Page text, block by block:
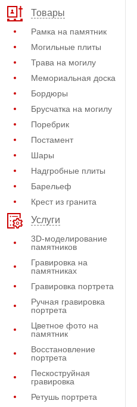
Товары
Рамка на памятник
Могильные плиты
Трава на могилу
Мемориальная доска
Бордюры
Брусчатка на могилу
Поребрик
Постамент
Шары
Надгробные плиты
Барельеф
Крест из гранита
Услуги
3D-моделирование
памятников
Гравировка на
памятниках
Гравировка портрета
Ручная гравировка
портрета
Цветное фото на
памятник
Восстановление
портрета
Пескоструйная
гравировка
Ретушь портрета